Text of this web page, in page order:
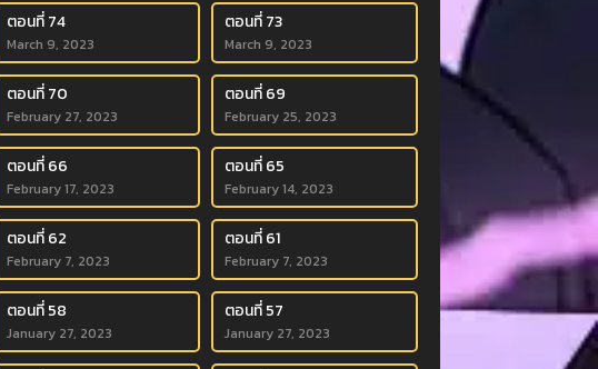
ตอนที่ 74
March 9, 2023
ตอนที่ 73
March 9, 2023
ตอนที่ 70
February 27, 2023
ตอนที่ 69
February 25, 2023
ตอนที่ 66
February 17, 2023
ตอนที่ 65
February 14, 2023
ตอนที่ 62
February 7, 2023
ตอนที่ 61
February 7, 2023
ตอนที่ 58
January 27, 2023
ตอนที่ 57
January 27, 2023